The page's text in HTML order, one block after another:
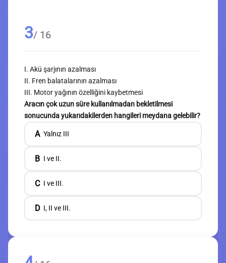
3/ 16
I. Akü şarjının azalması
II. Fren balatalarının azalması
III. Motor yağının özelliğini kaybetmesi
Aracın çok uzun süre kullanılmadan bekletilmesi
sonucunda yukarıdakilerden hangileri meydana gelebilir?
A Yalnız III
B I ve II.
C I ve III.
D I, II ve III.